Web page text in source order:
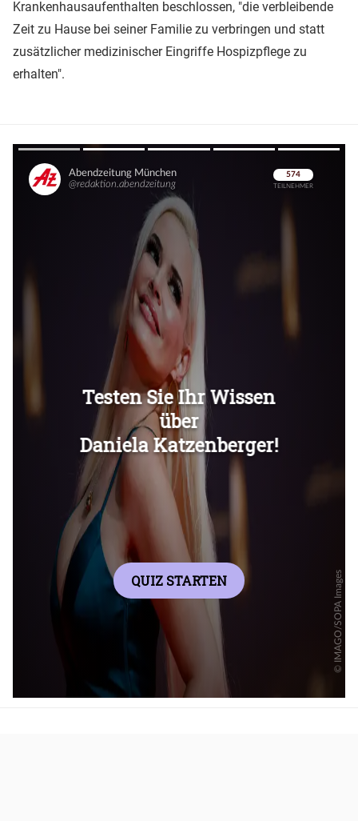
Krankenhausaufenthalten beschlossen, "die verbleibende
Zeit zu Hause bei seiner Familie zu verbringen und statt
zusätzlicher medizinischer Eingriffe Hospizpflege zu
erhalten".
Überspringen